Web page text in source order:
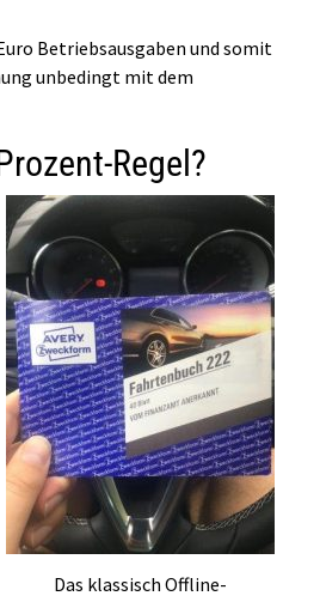
Betriebsausgaben und somit
unbedingt mit dem
Regel?
Das klassisch Offline-